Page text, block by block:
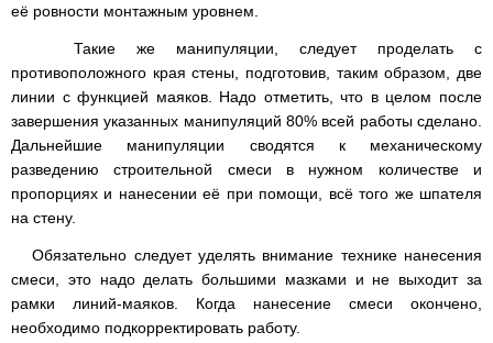
её ровности монтажным уровнем.
Такие же манипуляции, следует проделать с
противоположного края стены, подготовив, таким образом, две
линии с функцией маяков. Надо отметить, что в целом после
завершения указанных манипуляций 80% всей работы сделано.
Дальнейшие манипуляции сводятся к механическому
разведению строительной смеси в нужном количестве и
пропорциях и нанесении её при помощи, всё того же шпателя
на стену.
Обязательно следует уделять внимание технике нанесения
смеси, это надо делать большими мазками и не выходит за
рамки линий-маяков. Когда нанесение смеси окончено,
необходимо подкорректировать работу.